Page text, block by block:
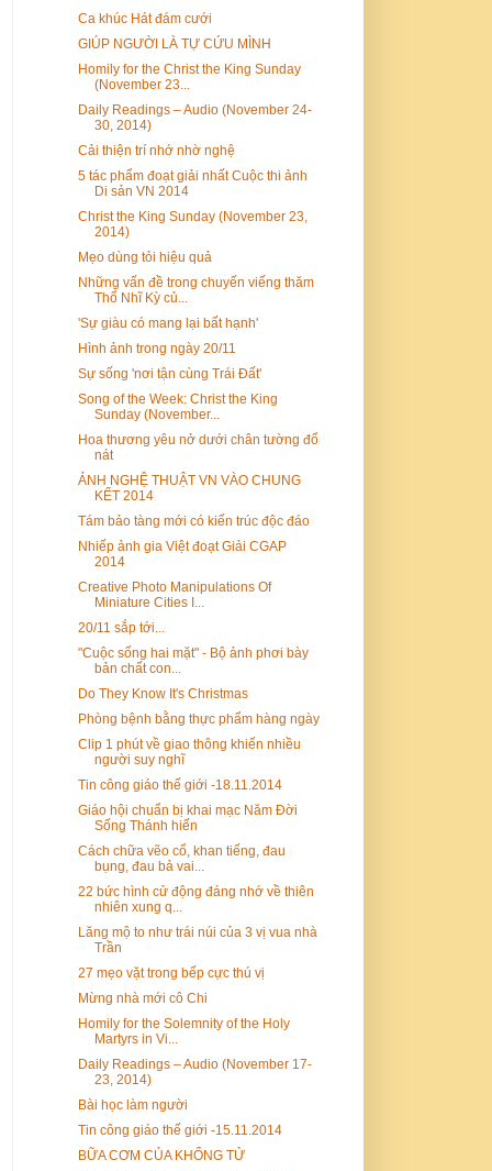
Ca khúc Hát đám cưới
GIÚP NGƯỜI LÀ TỰ CỨU MÌNH
Homily for the Christ the King Sunday
(November 23...
Daily Readings – Audio (November 24-
30, 2014)
Cải thiện trí nhớ nhờ nghệ
5 tác phẩm đoạt giải nhất Cuộc thi ảnh
Di sản VN 2014
Christ the King Sunday (November 23,
2014)
Mẹo dùng tỏi hiệu quả
Những vấn đề trong chuyến viếng thăm
Thổ Nhĩ Kỳ củ...
'Sự giàu có mang lại bất hạnh'
Hình ảnh trong ngày 20/11
Sự sống 'nơi tận cùng Trái Đất'
Song of the Week: Christ the King
Sunday (November...
Hoa thương yêu nở dưới chân tường đổ
nát
ẢNH NGHỆ THUẬT VN VÀO CHUNG
KẾT 2014
Tám bảo tàng mới có kiến trúc độc đáo
Nhiếp ảnh gia Việt đoạt Giải CGAP
2014
Creative Photo Manipulations Of
Miniature Cities I...
20/11 sắp tới...
"Cuộc sống hai mặt" - Bộ ảnh phơi bày
bản chất con...
Do They Know It's Christmas
Phòng bệnh bằng thực phẩm hàng ngày
Clip 1 phút về giao thông khiến nhiều
người suy nghĩ
Tin công giáo thế giới -18.11.2014
Giáo hội chuẩn bị khai mạc Năm Đời
Sống Thánh hiến
Cách chữa vẽo cổ, khan tiếng, đau
bụng, đau bả vai...
22 bức hình cử động đáng nhớ về thiên
nhiên xung q...
Lăng mộ to như trái núi của 3 vị vua nhà
Trần
27 mẹo vặt trong bếp cực thú vị
Mừng nhà mới cô Chi
Homily for the Solemnity of the Holy
Martyrs in Vi...
Daily Readings – Audio (November 17-
23, 2014)
Bài học làm người
Tin công giáo thế giới -15.11.2014
BỮA CƠM CỦA KHỔNG TỬ